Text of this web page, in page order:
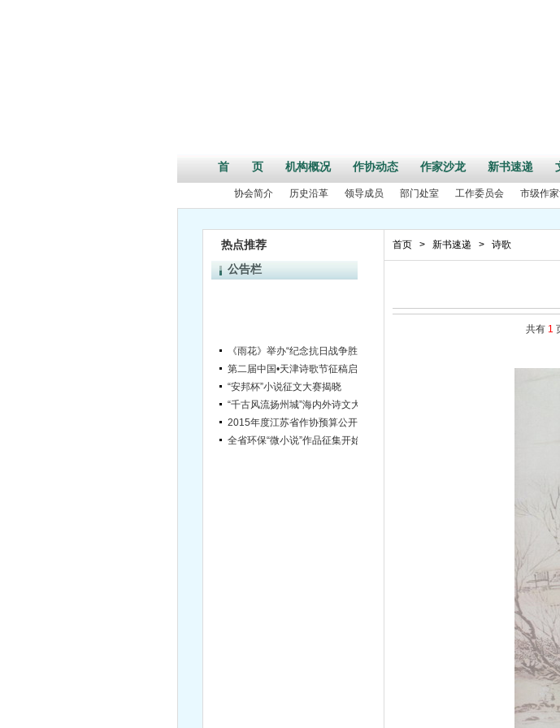
首 页 机构概况 作协动态 作家沙龙 新书速递
协会简介 历史沿革 领导成员 部门处室 工作委员会 市级作
热点推荐
公告栏
第二届中国•天津诗歌节征稿启事
“安邦杯”小说征文大赛揭晓
首页 > 新书速递 > 诗歌
共有 1